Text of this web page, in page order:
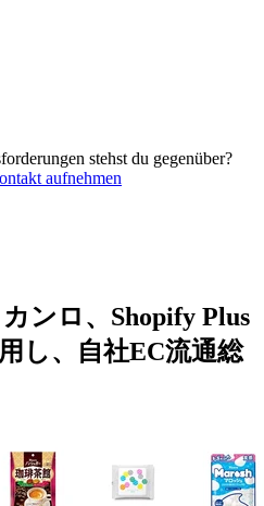
stehst du gegenüber?
aufnehmen
ンロ、Shopify Plus
し、自社EC流通総